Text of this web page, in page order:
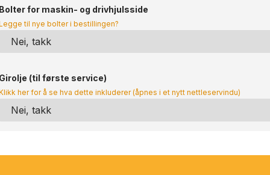
Bolter for maskin- og drivhjulsside
til nye bolter i bestillingen?
Girolje (til første service)
her for å se hva dette inkluderer (åpnes i et nytt nettleservindu)